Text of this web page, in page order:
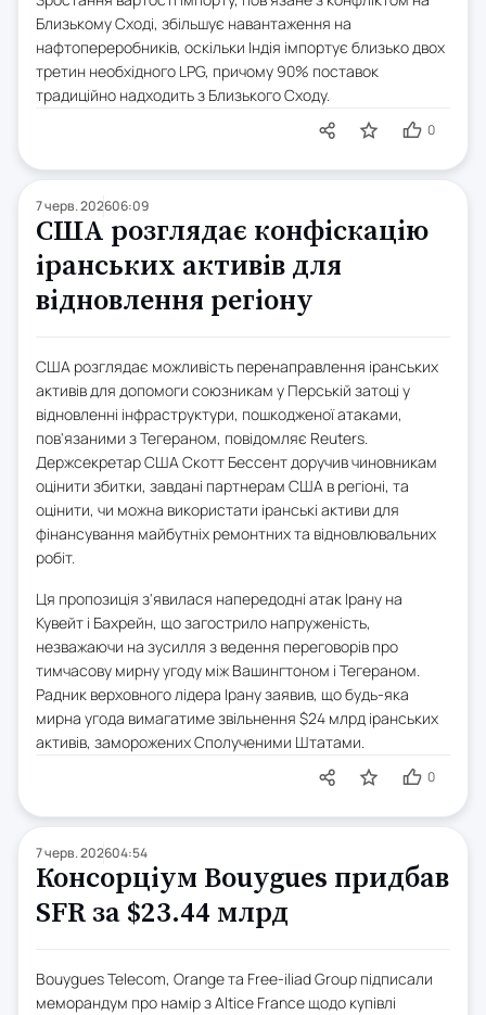
Близькому Сході, збільшує навантаження на
нафтопереробників, оскільки Індія імпортує близько двох
третин необхідного LPG, причому 90% поставок
традиційно надходить з Близького Сходу.
0
7 черв. 202606:09
США розглядає конфіскацію
іранських активів для
відновлення регіону
США розглядає можливість перенаправлення іранських
активів для допомоги союзникам у Перській затоці у
відновленні інфраструктури, пошкодженої атаками,
пов'язаними з Тегераном, повідомляє Reuters.
Держсекретар США Скотт Бессент доручив чиновникам
оцінити збитки, завдані партнерам США в регіоні, та
оцінити, чи можна використати іранські активи для
фінансування майбутніх ремонтних та відновлювальних
робіт.
Ця пропозиція з'явилася напередодні атак Ірану на
Кувейт і Бахрейн, що загострило напруженість,
незважаючи на зусилля з ведення переговорів про
тимчасову мирну угоду між Вашингтоном і Тегераном.
Радник верховного лідера Ірану заявив, що будь-яка
мирна угода вимагатиме звільнення $24 млрд іранських
активів, заморожених Сполученими Штатами.
0
7 черв. 202604:54
Консорціум Bouygues придбав
SFR за $23.44 млрд
Bouygues Telecom, Orange та Free-iliad Group підписали
меморандум про намір з Altice France щодо купівлі